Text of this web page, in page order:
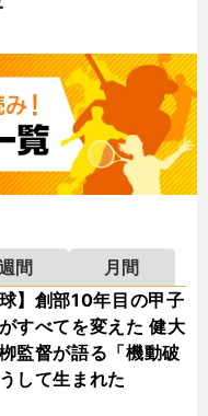
間
月間
球】創部10年目の甲子
すべてを変えた 健大
監督が語る「機動破
して生まれた